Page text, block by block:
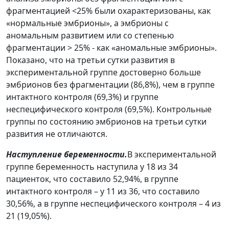
фрагментацией <25% были охарактеризованы, как
«нормальные эмбрионы», а эмбрионы с
аномальным развитием или со степенью
фрагментации > 25% - как «аномальные эмбрионы».
Показано, что на третьи сутки развития в
экспериментальной группе достоверно больше
эмбрионов без фрагментации (86,8%), чем в группе
интактного контроля (69,3%) и группе
неспецифического контроля (69,5%). Контрольные
группы по состоянию эмбрионов на третьи сутки
развития не отличаются.
Наступление беременности.В экспериментальной
группе беременность наступила у 18 из 34
пациенток, что составило 52,94%, в группе
интактного контроля – у 11 из 36, что составило
30,56%, а в группе неспецифического контроля – 4 из
21 (19,05%).